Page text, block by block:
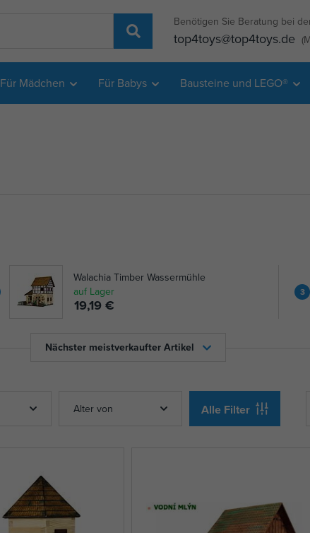
Benötigen Sie Beratung bei
top4toys@top4toys.de
Für Mädchen Für Babys Bausteine und LEGO®
Walachia Timber Wassermühle
auf Lager
19,19 €
3
Nächster meistverkaufter Artikel
Alter von Alle Filter